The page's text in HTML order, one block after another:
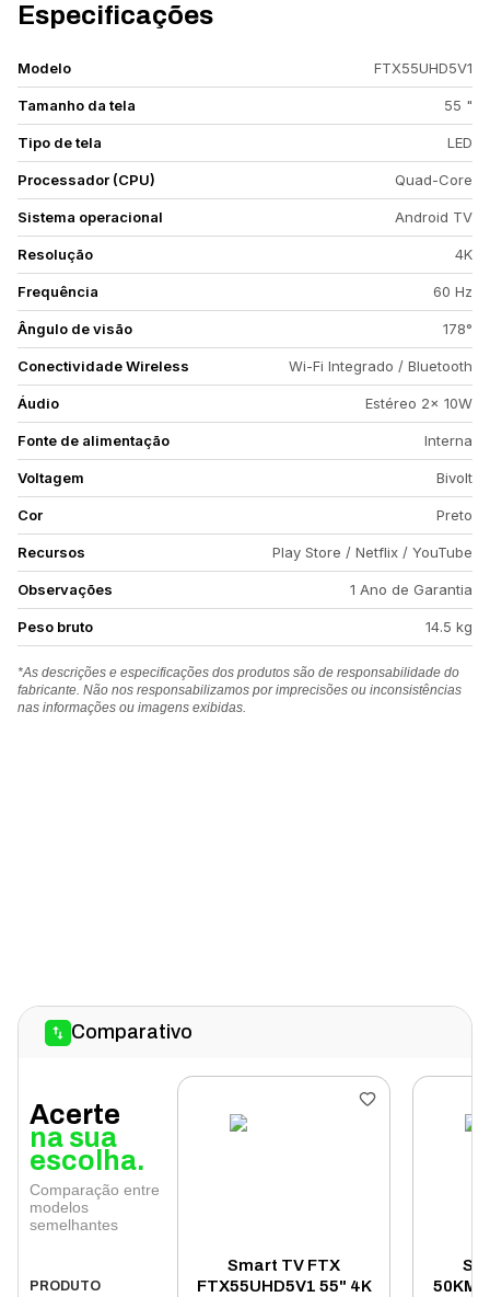
Especificações
Modelo FTX55UHD5V1
Tamanho da tela 55 "
Tipo de tela LED
Processador (CPU) Quad-Core
Sistema operacional Android TV
Resolução 4K
Frequência 60 Hz
Ângulo de visão 178°
Conectividade Wireless Wi-Fi Integrado / Bluetooth
Áudio Estéreo 2x 10W
Fonte de alimentação Interna
Voltagem Bivolt
Cor Preto
Recursos Play Store / Netflix / YouTube
Observações 1 Ano de Garantia
Peso bruto 14.5 kg
*As descrições e especificações dos produtos são de responsabilidade do
fabricante. Não nos responsabilizamos por imprecisões ou inconsistências
nas informações ou imagens exibidas.
Comparativo
Acerte
na sua
escolha.
Comparação entre
modelos
semelhantes
PRODUTO
Smart TV FTX
FTX55UHD5V1 55" 4K